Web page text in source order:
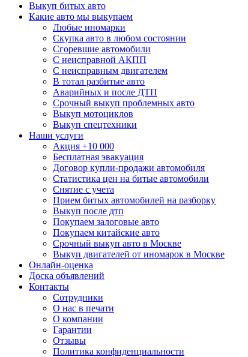
Выкуп битых авто
Какие авто мы выкупаем
Любые иномарки
Скупка авто в любом состоянии
Сгоревшие автомобили
С неисправной АКПП
С неисправным двигателем
В тотал разбитые авто
Аварийных и после ДТП
Срочный выкуп проблемных авто
Выкуп мотоциклов
Выкуп спецтехники
Наши услуги
Акция +10 000
Бесплатная эвакуация
Договор купли-продажи автомобиля
Статистика цен на битые автомобили
Снятие с учета
Прием битых автомобилей на разборку
Выкуп после дтп
Покупаем залоговые авто
Покупаем китайские авто
Срочный выкуп авто в Москве
Выкуп двигателей от иномарок в Москве
Онлайн-оценка
Доска объявлений
Контакты
Сотрудники
О нас в печати
О компании
Гарантии
Отзывы
Политика конфиденциальности